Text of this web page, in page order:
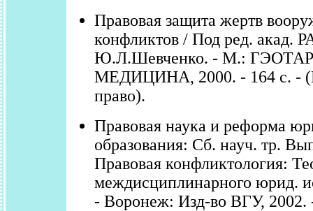
Правовая защита жертв
конфликтов / Под ред. акад.
Ю.Л.Шевченко. - М.: ГЭОТАР
МЕДИЦИНА, 2000. - 164 с. -
право).
Правовая наука и реформа
образования: Сб. науч. тр.
Правовая конфликтология:
междисциплинарного юрид.
- Воронеж: Изд-во ВГУ, 2002.